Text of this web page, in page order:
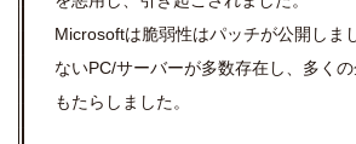
Microsoftは脆弱性はパッチが公開しま
ないPC/サーバーが多数存在し、多く
もたらしました。